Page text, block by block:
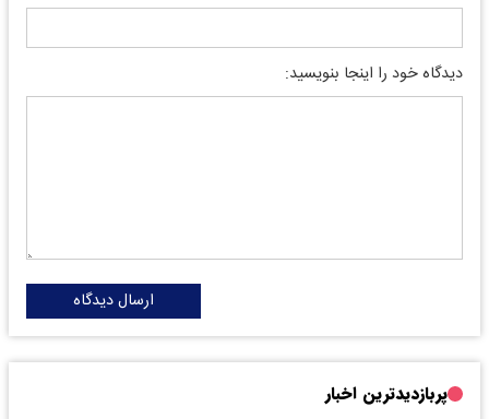
دیدگاه خود را اینجا بنویسید:
ارسال دیدگاه
پربازدیدترین اخبار